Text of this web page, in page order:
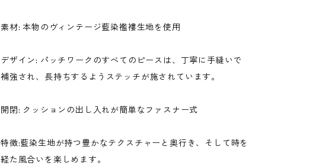
素材: 本物のヴィンテージ藍染襤褸生地を使用
デザイン: パッチワークのすべてのピースは、丁寧に手縫いで
補強され、長持ちするようステッチが施されています。
開閉: クッションの出し入れが簡単なファスナー式
特徴:藍染生地が持つ豊かなテクスチャーと奥行き、そして時を
経た風合いを楽しめます。